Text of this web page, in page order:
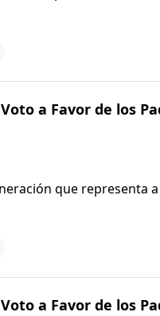
enfrentan los padres
intensifica tanto
a Favor de los
que representa
y debilidades.
a Favor de los